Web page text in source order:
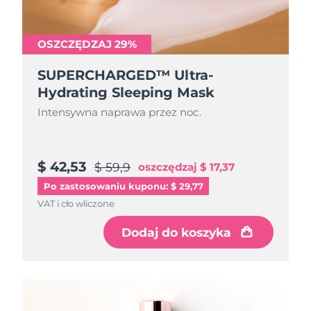
OSZCZĘDZAJ 29%
SUPERCHARGED™ Ultra-
Hydrating Sleeping Mask
Intensywna naprawa przez noc.
$ 42,53 $ 59,9 oszczędzaj $ 17,37
Po zastosowaniu kuponu: $ 29,77
VAT i cło wliczone
Dodaj do koszyka